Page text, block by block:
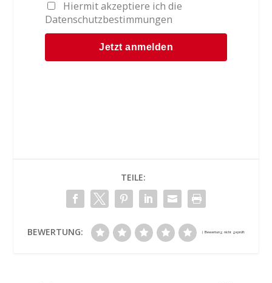
Hiermit akzeptiere ich die
Datenschutzbestimmungen
TEILE:
BEWERTUNG: